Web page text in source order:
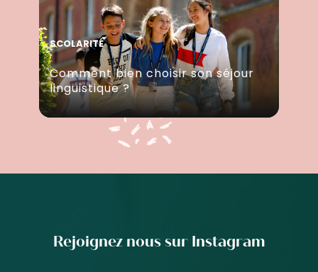
SCOLARITÉ
Comment bien choisir son séjour
linguistique ?
Rejoignez nous sur Instagram